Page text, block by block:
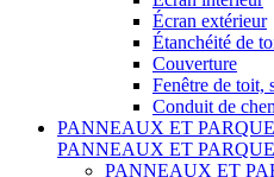
Écran extérieur
Étanchéité de
Couverture
Fenêtre de toit,
Conduit de
PANNEAUX ET
PANNEAUX ET
PANNEAUX ET